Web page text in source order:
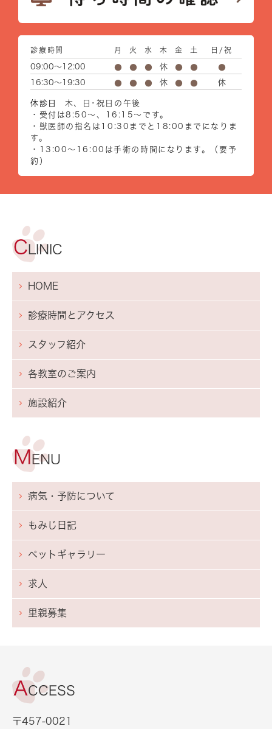
診療時間 月 火 水 木 金 土 日/祝
09:00～12:00 ● ● ● 休 ● ●
●
16:30～19:30
● ● ● 休 ● ● 休
休診日
木、日･祝日の午後
・受付は8:50～、16:15～です。
・獣医師の指名は10:30までと18:00までになりま
す。
・13:00～16:00は手術の時間になります。（要予
約）
HOME
診療時間とアクセス
スタッフ紹介
各教室のご案内
施設紹介
病気・予防について
もみじ日記
ペットギャラリー
求人
里親募集
〒457-0021